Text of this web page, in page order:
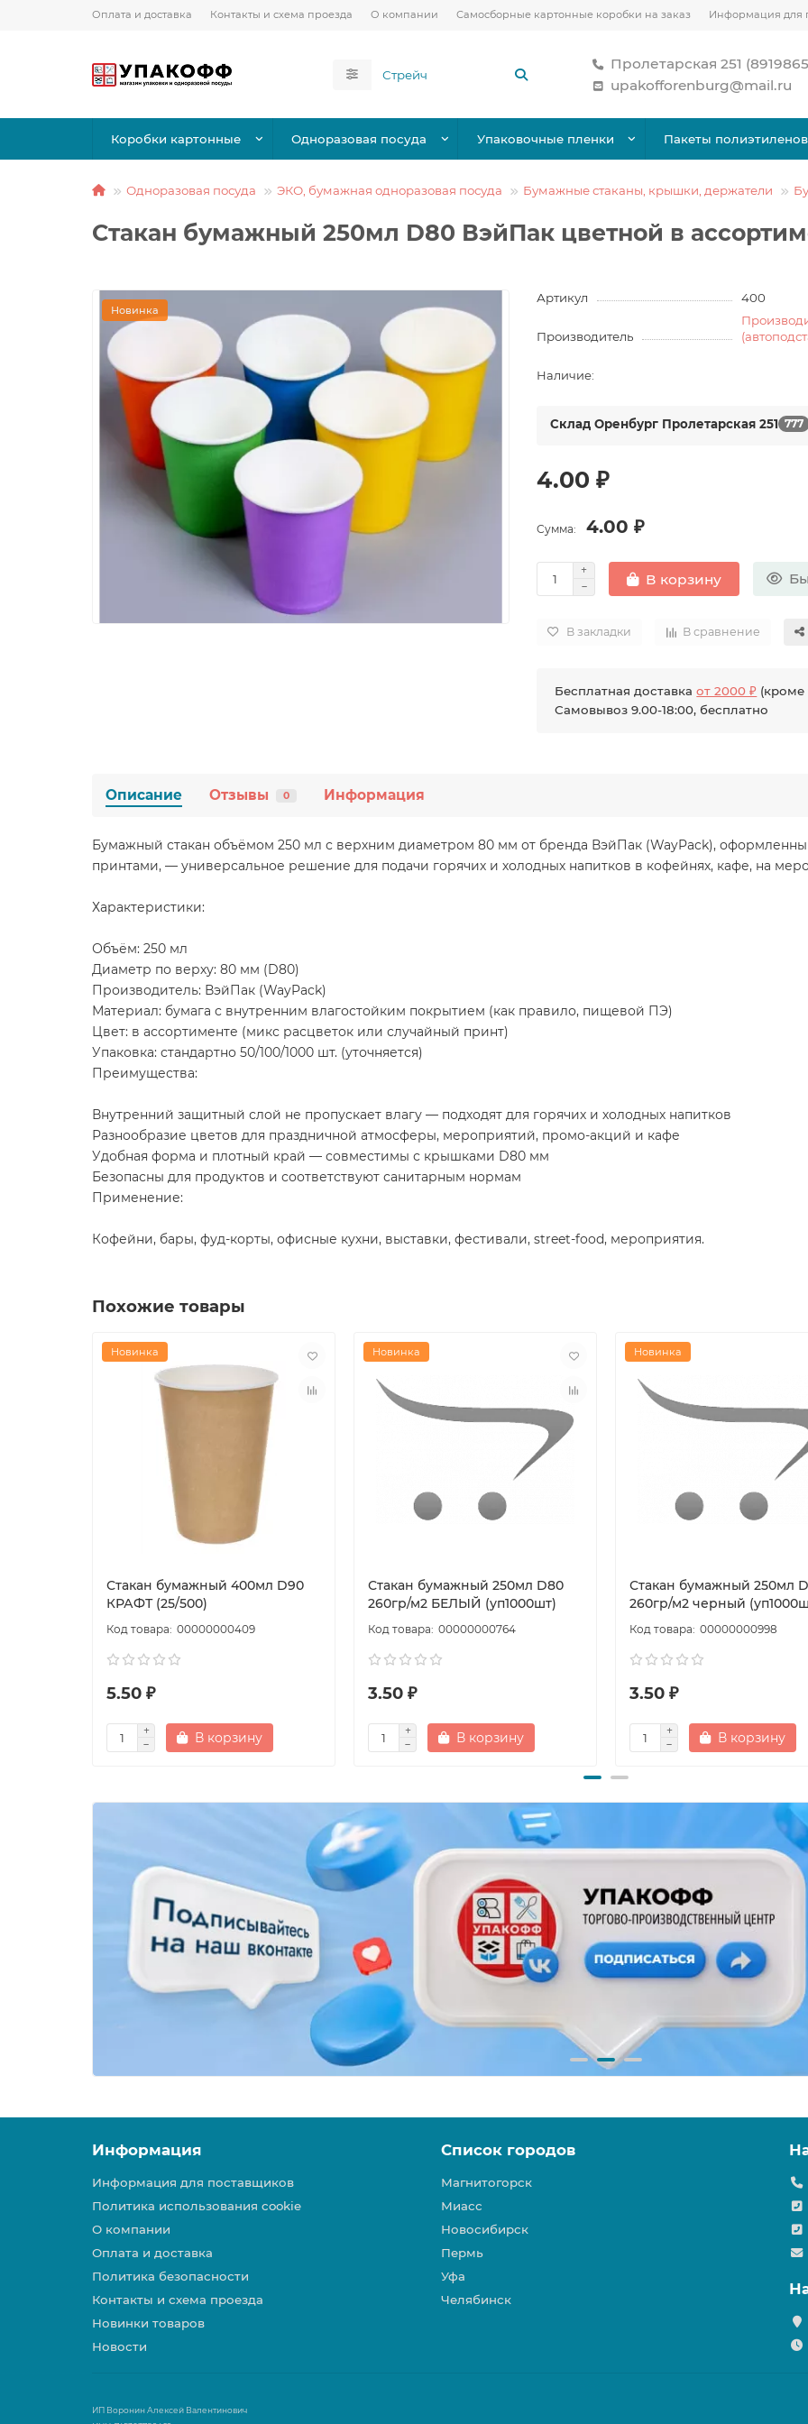
Оплата и доставка Контакты и схема проезда О компании Самосборные картонные коробки на заказ Информация для
Пролетарская 251
upakofforenburg@mail.ru
Коробки картонные Одноразовая посуда Упаковочные пленки Пакеты
Одноразовая посуда ЭКО, бумажная одноразовая посуда Бумажные стаканы, крышки, держатели
Стакан бумажный 250мл D80 ВэйПак цветной в
Новинка
Артикул 400
Производитель
Наличие:
Склад Оренбург Пролетарская 251 777
4.00 ₽
Сумма: 4.00 ₽
В корзину
В закладки В сравнение
Бесплатная доставкаот 2000 ₽ (кроме
Самовывоз 9.00-18:00, бесплатно
Описание Отзывы 0 Информация
Бумажный стакан объёмом 250 мл с верхним диаметром 80 мм от бренда ВэйПак (WayPack),
принтами, — универсальное решение для подачи горячих и холодных напитков в кофейнях, кафе, на
Характеристики:
Объём: 250 мл
Диаметр по верху: 80 мм (D80)
Производитель: ВэйПак (WayPack)
Материал: бумага с внутренним влагостойким покрытием (как правило, пищевой ПЭ)
Цвет: в ассортименте (микс расцветок или случайный принт)
Упаковка: стандартно 50/100/1000 шт. (уточняется)
Преимущества:
Внутренний защитный слой не пропускает влагу — подходят для горячих и холодных напитков
Разнообразие цветов для праздничной атмосферы, мероприятий, промо-акций и кафе
Удобная форма и плотный край — совместимы с крышками D80 мм
Безопасны для продуктов и соответствуют санитарным нормам
Применение:
Кофейни, бары, фуд-корты, офисные кухни, выставки, фестивали, street-food, мероприятия.
Похожие товары
Новинка
Стакан бумажный 400мл D90
КРАФТ (25/500)
00000000409
5.50 ₽
В корзину
Новинка
Стакан бумажный 250мл D80
260гр/м2 БЕЛЫЙ (уп1000шт)
00000000764
3.50 ₽
В корзину
Новинка
Стакан бумажный 250мл
260гр/м2 черный
00000000998
3.50 ₽
В корзину
Информация
Информация для поставщиков
Политика использования cookie
О компании
Оплата и доставка
Политика безопасности
Контакты и схема проезда
Новинки товаров
Новости
Список городов
Магнитогорск
Миасс
Новосибирск
Пермь
Уфа
Челябинск
ИП Воронин Алексей Валентинович